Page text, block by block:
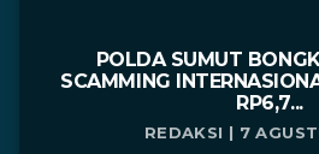
POLDA SUMUT
SCAMMING
RP6,7...
REDAKSI | 7